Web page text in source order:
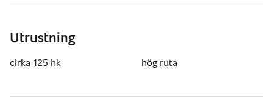
Utrustning
cirka 125 hk hög ruta